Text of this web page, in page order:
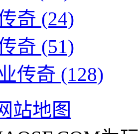
奇 (24)
奇 (51)
传奇 (128)
站地图